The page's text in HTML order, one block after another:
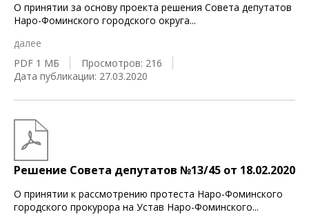
О принятии за основу проекта решения Совета депутатов
Наро-Фоминского городского округа...
далее
PDF 1 МБ
Просмотров: 216
Дата публикации: 27.03.2020
Решение Совета депутатов №13/45 от 18.02.2020
О принятии к рассмотрению протеста Наро-Фоминского
городского прокурора на Устав Наро-Фоминского...